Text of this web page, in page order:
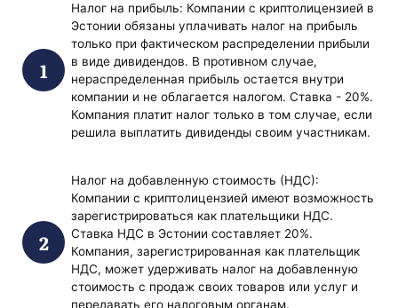
Налог на прибыль: Компании с криптолицензией в
Эстонии обязаны уплачивать налог на прибыль
только при фактическом распределении прибыли
в виде дивидендов. В противном случае,
нераспределенная прибыль остается внутри
компании и не облагается налогом. Ставка - 20%.
Компания платит налог только в том случае, если
решила выплатить дивиденды своим участникам.
Налог на добавленную стоимость (НДС):
Компании с криптолицензией имеют возможность
зарегистрироваться как плательщики НДС.
Ставка НДС в Эстонии составляет 20%.
Компания, зарегистрированная как плательщик
НДС, может удерживать налог на добавленную
стоимость с продаж своих товаров или услуг и
передавать его налоговым органам.